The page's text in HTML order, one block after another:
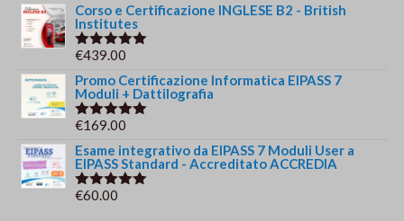
€244.00.€179.00.
Corso e Certificazione INGLESE B2 - British
Institutes
Valutato
€439.00
Promo Certificazione Informatica EIPASS 7
Moduli + Dattilografia
Valutato
€169.00
Esame integrativo da EIPASS 7 Moduli User a
EIPASS Standard - Accreditato ACCREDIA
Valutato
€60.00